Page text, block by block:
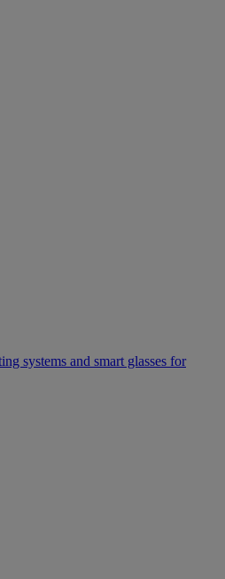
systems and smart glasses for